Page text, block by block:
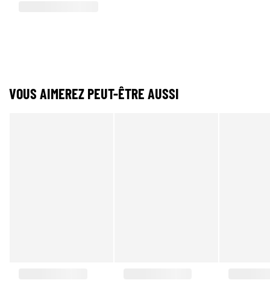
VOUS AIMEREZ PEUT-ÊTRE AUSSI